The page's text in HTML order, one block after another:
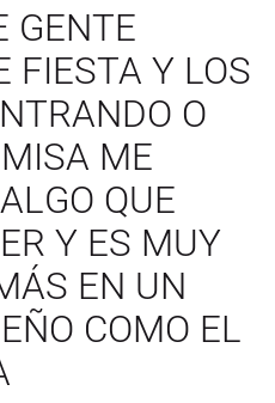
GENTE
FIESTA Y LOS
O
ME
QUE
Y ES MUY
EN UN
COMO EL